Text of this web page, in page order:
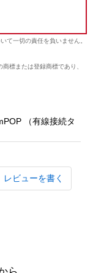
て一切の責任を負いません。
標または登録商標であり、
（有線接続タ
レビューを書く